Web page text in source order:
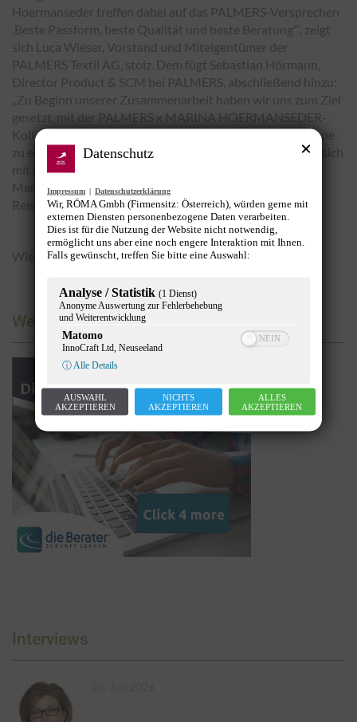
Hoermanseder treffen dabei auf das PALMERS-Versprechen
‚Beste Passform, beste Qualität und beste Beratung'“ , zeigt
sich Luca Wieser, Vorstand und Miteigentümer der
PALMERS Textil AG, stolz. Dem fügt Sebastian Hörmann,
Director Product & SCM bei PALMERS, abschließend hinzu:
„Zu Beginn unserer Zusammenarbeit haben wir uns zum Ziel
gesetzt, mit der PALMERS x MARINA HOERMANSEDER-
Kollektion vor allem eine fashion-affine, jüngere Zielgruppe
zu erreichen. Nach einem Jahr der Zusammenarbeit lässt sich
mit Sicherheit sagen, dass uns dies mehr als gelungen ist.
Man darf also gespannt sein, wohin unsere gemeinsame
Reise in den kommenden Jahren gehen wird.“
Wien (OTS), Fotocredit: © Philipp Lipiarski
Werbung
Interviews
Datenschutz
Impressum | Datenschutzerklärung
Wir, RÖMA Gmbh (Firmensitz: Österreich), würden gerne mit
externen Diensten personenbezogene Daten verarbeiten.
Dies ist für die Nutzung der Website nicht notwendig,
ermöglicht uns aber eine noch engere Interaktion mit Ihnen.
Falls gewünscht, treffen Sie bitte eine Auswahl:
Analyse / Statistik (1 Dienst)
Anonyme Auswertung zur Fehlerbehebung
und Weiterentwicklung
Matomo
InnoCraft Ltd, Neuseeland
ⓘ Alle Details
AUSWAHL
AKZEPTIEREN
NICHTS
AKZEPTIEREN
ALLES
AKZEPTIEREN